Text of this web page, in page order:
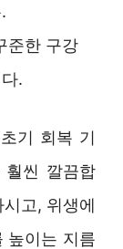
준한 구강
.
기 회복 기
훨씬 깔끔합
고, 위생에
높이는 지름